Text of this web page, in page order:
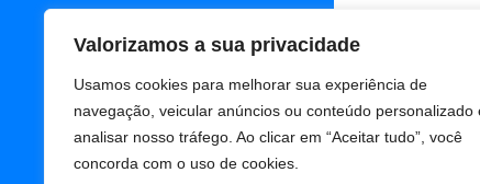
Valorizamos a sua privacidade
Usamos cookies para melhorar sua experiência de
navegação, veicular anúncios ou conteúdo personalizado
analisar nosso tráfego. Ao clicar em “Aceitar tudo”, você
concorda com o uso de cookies.